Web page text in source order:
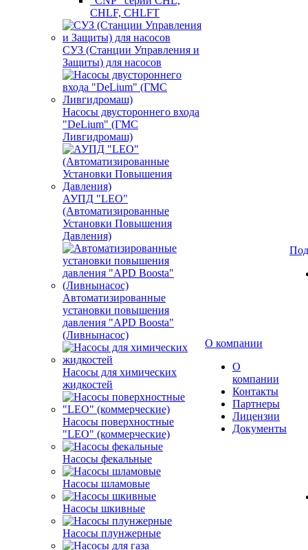
CHLF, CHLFT
СУЗ (Станции Управления и
Защиты) для насосов
Насосы двустороннего входа
"DeLium" (ГМС
Ливгидромаш)
АУПД "LEO"
(Автоматизированные
Установки Повышения
Давления)
Автоматизированные
установки повышения
давления "APD Boosta"
(Ливнынасос)
Насосы для химических
жидкостей
Насосы поверхностные
"LEO" (коммерческие)
Насосы фекальные
Насосы шламовые
Насосы шкивные
Насосы плунжерные
О компании
О
компании
Контакты
Партнеры
Лицензии
Документы